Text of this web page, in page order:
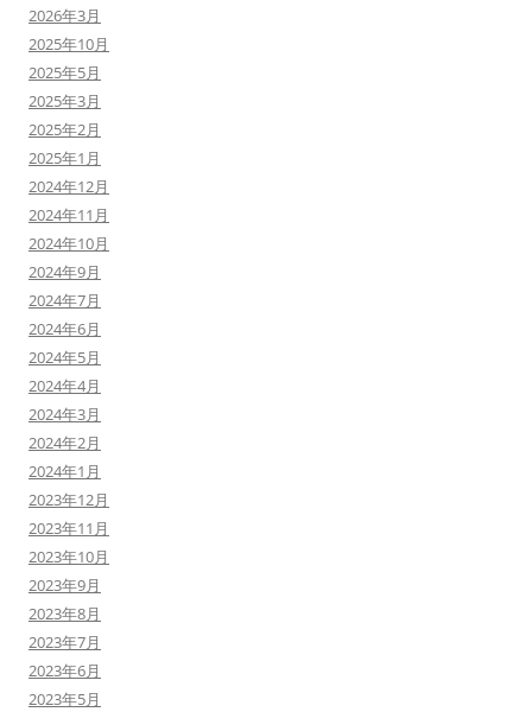
2026年3月
2025年10月
2025年5月
2025年3月
2025年2月
2025年1月
2024年12月
2024年11月
2024年10月
2024年9月
2024年7月
2024年6月
2024年5月
2024年4月
2024年3月
2024年2月
2024年1月
2023年12月
2023年11月
2023年10月
2023年9月
2023年8月
2023年7月
2023年6月
2023年5月